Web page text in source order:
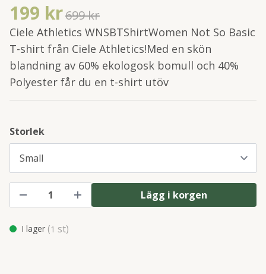
199 kr699 kr
Ciele Athletics WNSBTShirtWomen Not So Basic
T-shirt från Ciele Athletics!Med en skön
blandning av 60% ekologosk bomull och 40%
Polyester får du en t-shirt utöv
Storlek
Lägg i korgen
I lager (1 st)